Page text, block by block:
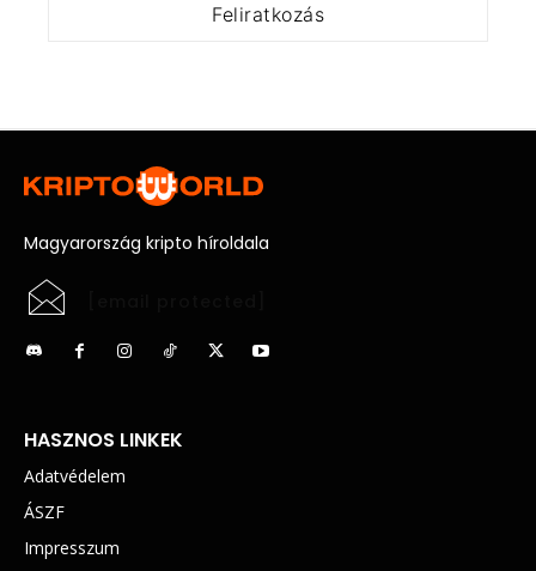
Magyarország kripto híroldala
HASZNOS LINKEK
Adatvédelem
ÁSZF
Impresszum